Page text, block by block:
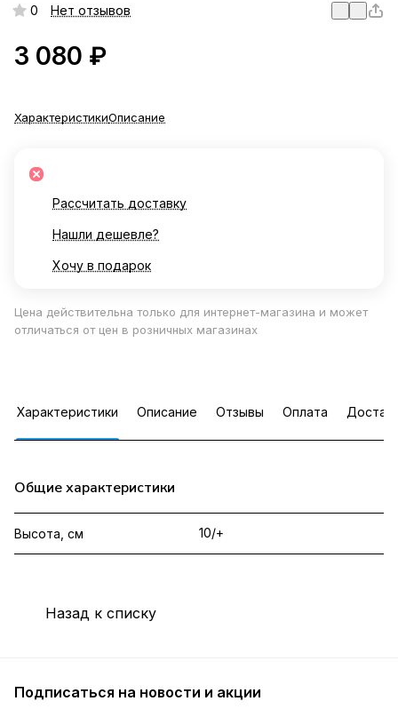
0 Нет отзывов
3 080 ₽
ХарактеристикиОписание
Рассчитать доставку
Нашли дешевле?
Хочу в подарок
Цена действительна только для интернет-магазина и может
отличаться от цен в розничных магазинах
Характеристики Описание Отзывы Оплата
Общие характеристики
Высота, см 10/+
Назад к списку
Подписаться на новости и акции